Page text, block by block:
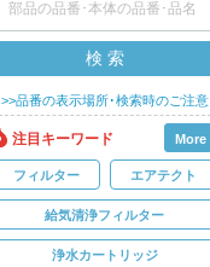
検 索
>>品番の表示場所･検索時のご注意
注目キーワード More
フィルター エアテクト
給気清浄フィルター
浄水カートリッジ